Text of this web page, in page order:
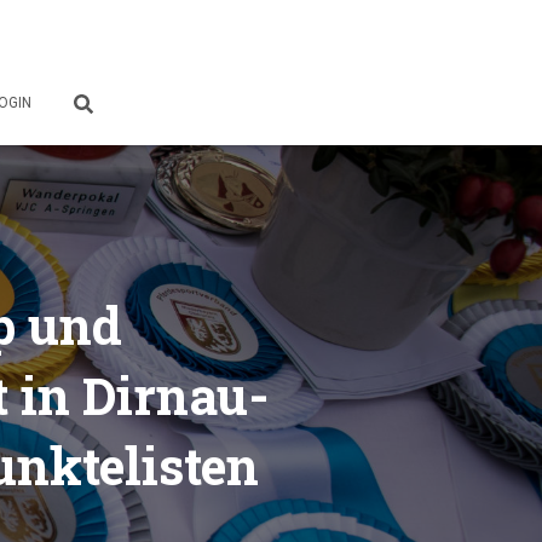
und
in Dirnau-